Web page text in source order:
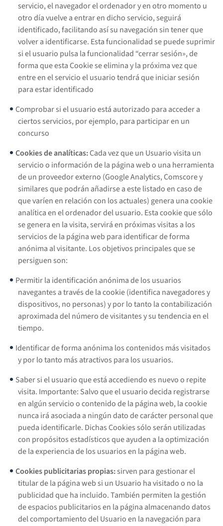
servicio, el navegador el ordenador y en otro momento u
otro día vuelve a entrar en dicho servicio, seguirá
identificado, facilitando así su navegación sin tener que
volver a identificarse. Esta funcionalidad se puede suprimir
si el usuario pulsa la funcionalidad “cerrar sesión», de
forma que esta Cookie se elimina y la próxima vez que
entre en el servicio el usuario tendrá que iniciar sesión
para estar identificado
Comprobar si el usuario está autorizado para acceder a
ciertos servicios, por ejemplo, para participar en un
concurso
Cookies de analíticas:Cada vez que un Usuario visita un
servicio o información de la página web o una herramienta
de un proveedor externo (Google Analytics, Comscore y
similares que podrán añadirse a este listado en caso de
que varíen en relación con los actuales) genera una cookie
analítica en el ordenador del usuario. Esta cookie que sólo
se genera en la visita, servirá en próximas visitas a los
servicios de la página web para identificar de forma
anónima al visitante. Los objetivos principales que se
persiguen son:
Permitir la identificación anónima de los usuarios
navegantes a través de la cookie (identifica navegadores y
dispositivos, no personas) y por lo tanto la contabilización
aproximada del número de visitantes y su tendencia en el
tiempo.
Identificar de forma anónima los contenidos más visitados
y por lo tanto más atractivos para los usuarios.
Saber si el usuario que está accediendo es nuevo o repite
visita. Importante: Salvo que el usuario decida registrarse
en algún servicio o contenido de la página web, la cookie
nunca irá asociada a ningún dato de carácter personal que
pueda identificarle. Dichas Cookies sólo serán utilizadas
con propósitos estadísticos que ayuden a la optimización
de la experiencia de los usuarios en la página web.
Cookies publicitarias propias:sirven para gestionar el
titular de la página web si un Usuario ha visitado o no la
publicidad que ha incluido. También permiten la gestión
de espacios publicitarios en la página almacenando datos
del comportamiento del Usuario en la navegación para